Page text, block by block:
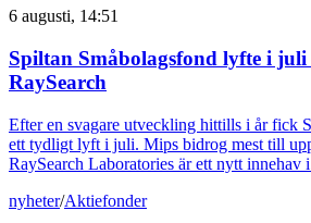
6 augusti, 14:51
Spiltan Småbolagsfond lyfte i
RaySearch
Efter en svagare utveckling hittills i år fick
ett tydligt lyft i juli. Mips bidrog mest till
RaySearch Laboratories är ett nytt innehav
nyheter/Aktiefonder